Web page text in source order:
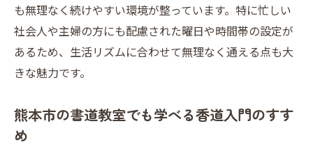
も無理なく続けやすい環境が整っています。特に忙しい
社会人や主婦の方にも配慮された曜日や時間帯の設定が
あるため、生活リズムに合わせて無理なく通える点も大
きな魅力です。
熊本市の書道教室でも学べる香道入門のすす
め